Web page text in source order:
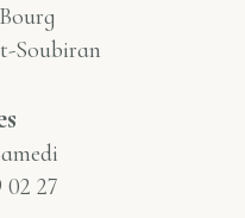
Soubiran
02 27